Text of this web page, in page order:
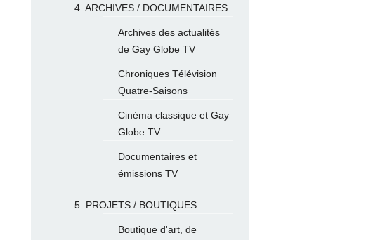
4. ARCHIVES / DOCUMENTAIRES
Archives des actualités
de Gay Globe TV
Chroniques Télévision
Quatre-Saisons
Cinéma classique et Gay
Globe TV
Documentaires et
émissions TV
5. PROJETS / BOUTIQUES
Boutique d'art, de